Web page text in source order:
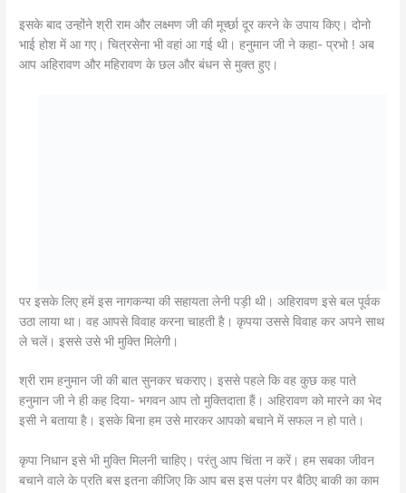
इसके बाद उन्होंने श्री राम और लक्ष्मण जी की मूर्च्छा दूर करने के उपाय किए। दोनो
भाई होश में आ गए। चित्रसेना भी वहां आ गई थी। हनुमान जी ने कहा- प्रभो ! अब
आप अहिरावण और महिरावण के छल और बंधन से मुक्त हुए।
पर इसके लिए हमें इस नागकन्या की सहायता लेनी पड़ी थी। अहिरावण इसे बल पूर्वक
उठा लाया था। वह आपसे विवाह करना चाहती है। कृपया उससे विवाह कर अपने साथ
ले चलें। इससे उसे भी मुक्ति मिलेगी।
श्री राम हनुमान जी की बात सुनकर चकराए। इससे पहले कि वह कुछ कह पाते
हनुमान जी ने ही कह दिया- भगवन आप तो मुक्तिदाता हैं। अहिरावण को मारने का भेद
इसी ने बताया है। इसके बिना हम उसे मारकर आपको बचाने में सफल न हो पाते।
कृपा निधान इसे भी मुक्ति मिलनी चाहिए। परंतु आप चिंता न करें। हम सबका जीवन
बचाने वाले के प्रति बस इतना कीजिए कि आप बस इस पलंग पर बैठिए बाकी का काम